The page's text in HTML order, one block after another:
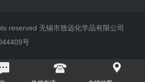
reserved 无锡市致远化学品有限公司
号